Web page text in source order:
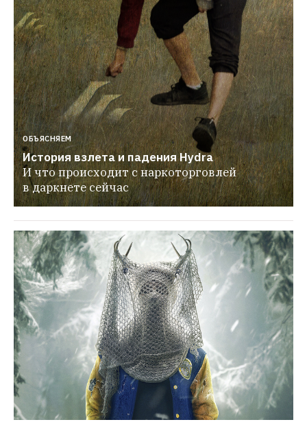
ОБЪЯСНЯЕМ
История взлета и падения Hydra
И что происходит с наркоторговлей
в даркнете сейчас